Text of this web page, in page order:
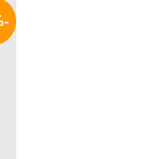
-18%